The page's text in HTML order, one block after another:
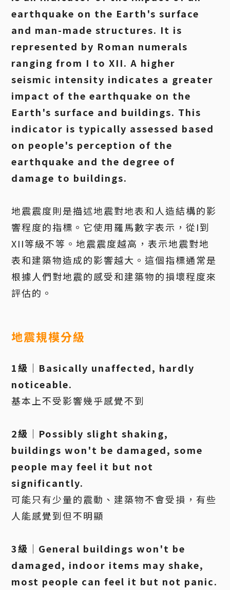
earthquake on the Earth's surface
and man-made structures. It is
represented by Roman numerals
ranging from I to XII. A higher
seismic intensity indicates a greater
impact of the earthquake on the
Earth's surface and buildings. This
indicator is typically assessed based
on people's perception of the
earthquake and the degree of
damage to buildings.
地震震度則是描述地震對地表和人造結構的影
響程度的指標。它使用羅馬數字表示，從I到
XII等級不等。地震震度越高，表示地震對地
表和建築物造成的影響越大。這個指標通常是
根據人們對地震的感受和建築物的損壞程度來
評估的。
地震規模分級
1級｜Basically unaffected, hardly
noticeable.
基本上不受影響幾乎感覺不到
2級｜Possibly slight shaking,
buildings won't be damaged, some
people may feel it but not
significantly.
可能只有少量的震動、建築物不會受損，有些
人能感覺到但不明顯
3級｜General buildings won't be
damaged, indoor items may shake,
most people can feel it but not panic.